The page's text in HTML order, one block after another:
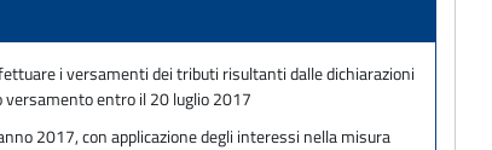
i versamenti dei tributi risultanti dalle dichiarazioni
versamento entro il 20 luglio 2017
2017, con applicazione degli interessi nella misura